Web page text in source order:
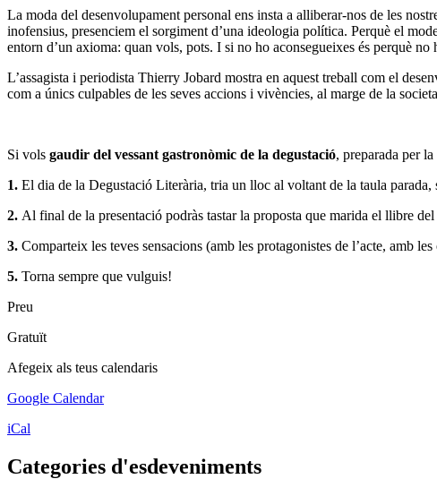
La moda del desenvolupament personal ens insta a alliberar-nos de les
inofensius, presenciem el sorgiment d’una ideologia política. Perquè el
entorn d’un axioma: quan vols, pots. I si no ho aconsegueixes és perquè
L’assagista i periodista Thierry Jobard mostra en aquest treball com el
com a únics culpables de les seves accions i vivències, al marge de la
Si vols gaudir del vessant gastronòmic de la degustació, preparada per la
1. El dia de la Degustació Literària, tria un lloc al voltant de la taula parada,
2. Al final de la presentació podràs tastar la proposta que marida el llibre
3. Comparteix les teves sensacions (amb les protagonistes de l’acte, amb
5. Torna sempre que vulguis!
Preu
Gratuït
Afegeix als teus calendaris
Google Calendar
iCal
Categories d'esdeveniments